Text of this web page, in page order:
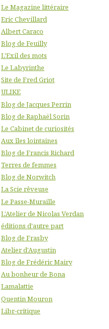
Le Magazine littéraire
Eric Chevillard
Albert Caraco
Blog de Feuilly
L'Exil des mots
Le Labyrinthe
Site de Fred Griot
ULIKE
Blog de Jacques Perrin
Blog de Raphaël Sorin
Le Cabinet de curiosités
Aux îles lointaines
Blog de Francis Richard
Terres de femmes
Blog de Norwitch
La Scie rêveuse
Le Passe-Muraille
L'Atelier de Nicolas Verdan
éditions d'autre part
Blog de Frasby
Atelier d'Augustin
Blog de Frédéric Mairy
Au bonheur de Bona
Lamalattie
Quentin Mouron
Libr-critique